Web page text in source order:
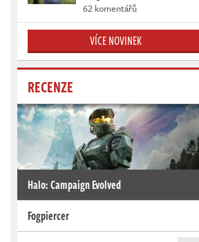
62 komentářů
VÍCE NOVINEK
RECENZE
Halo: Campaign Evolved
Fogpiercer